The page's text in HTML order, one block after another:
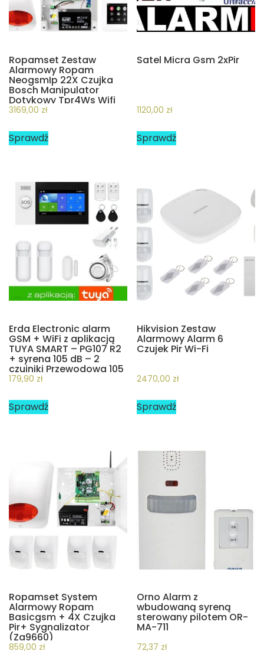
Ropamset Zestaw
Alarmowy Ropam
NeogsmIp 22X Czujka
Bosch Manipulator
Dotykowy Tpr4Ws Wifi
Gsm (ZA14418)
3169,00 zł
Sprawdź
Satel Micra Gsm 2xPir
1120,00 zł
Sprawdź
Erda Electronic alarm
GSM + WiFi z aplikacją
TUYA SMART – PG107 R2
+ syrena 105 dB – 2
czujniki Przewodowa 105
dB
179,90 zł
Sprawdź
Hikvision Zestaw
Alarmowy Alarm 6
Czujek Pir Wi-Fi
2470,00 zł
Sprawdź
Ropamset System
Alarmowy Ropam
Basicgsm + 4X Czujka
Pir+ Sygnalizator
(Za9660)
859,00 zł
Orno Alarm z
wbudowaną syreną
sterowany pilotem OR-
MA-711
72,37 zł